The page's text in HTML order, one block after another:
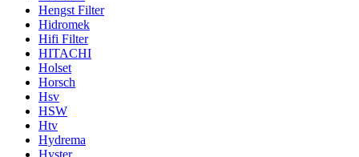
Hengst Filter
Hidromek
Hifi Filter
HITACHI
Holset
Horsch
Hsv
HSW
Htv
Hydrema
Hyster